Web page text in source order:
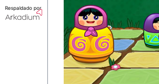
Respaldado por